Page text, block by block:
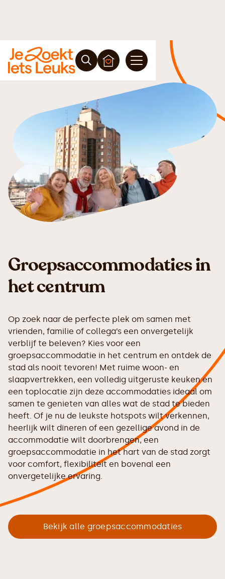
Groepsaccommodaties in
het centrum
Op zoek naar de perfecte plek om samen met
vrienden, familie of collega’s een onvergetelijk
verblijf te beleven? Kies voor een
groepsaccommodatie in het centrum en ontdek de
stad als nooit tevoren! Met ruime woon- en
slaapvertrekken, een volledig uitgeruste keuken en
een toplocatie zijn deze accommodaties ideaal om
samen te genieten van alles wat de stad te bieden
heeft. Of je nu de leukste hotspots wilt verkennen,
heerlijk wilt dineren of een gezellige avond in de
accommodatie wilt doorbrengen, een
groepsaccommodatie in het hart van de stad zorgt
voor comfort, flexibiliteit en bovenal een
onvergetelijke ervaring.
Bekijk alle groepsaccommodaties